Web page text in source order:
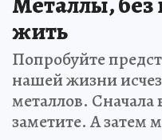
жить
Попробуйте
нашей жизни
металлов. Сначала
заметите. А затем